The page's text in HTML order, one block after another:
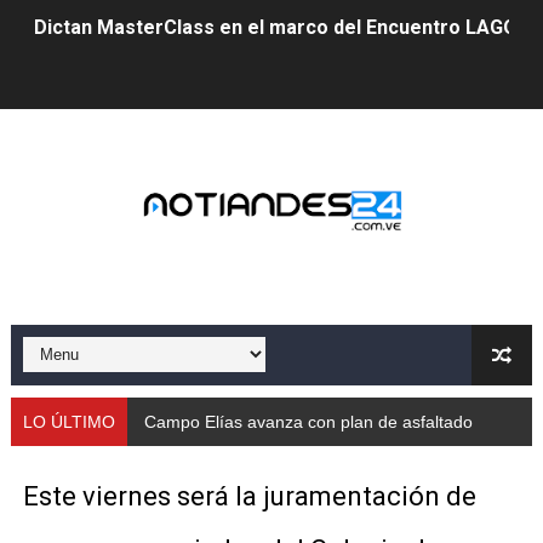
Dictan MasterClass en el marco del Encuentro LAGO
Gobernador Arnaldo Sánchez apadrina a más de 993
Mérida fortalece su reserva deportiva de cara a
Gobernación de Mérida instalará mesa de trabajo con
Fundecem ofrece taller de bordado en punto de cruz
LO ÚLTIMO Campo Elías avanza con plan de asfaltado
Este viernes será la juramentación de